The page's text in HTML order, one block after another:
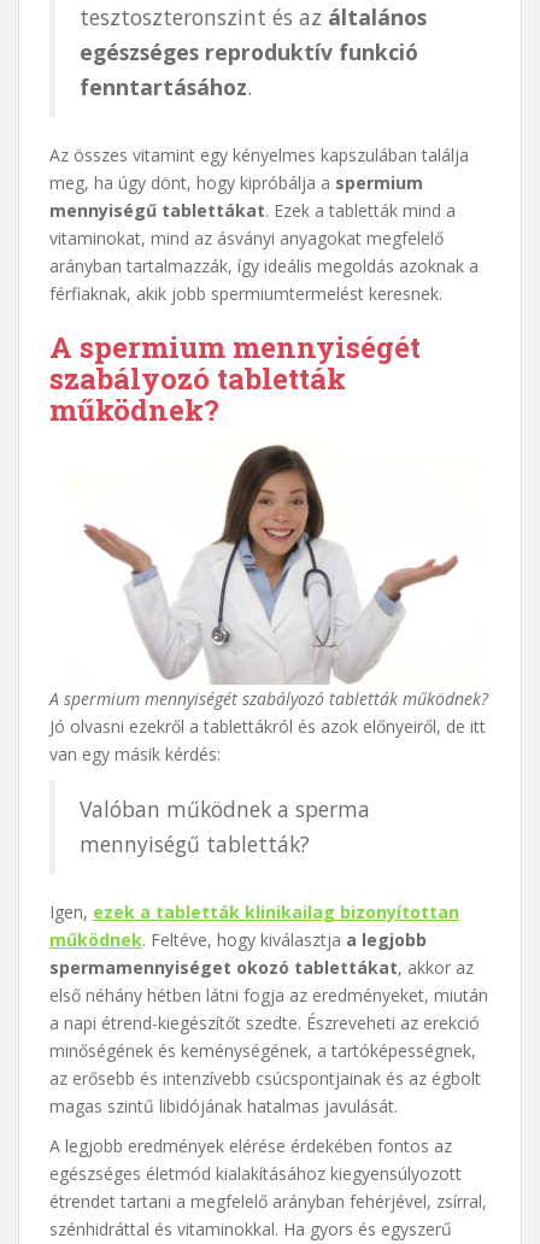
tesztoszteronszint és az általános
egészséges reproduktív funkció
fenntartásához.
Az összes vitamint egy kényelmes kapszulában találja
meg, ha úgy dönt, hogy kipróbálja a spermium
mennyiségű tablettákat. Ezek a tabletták mind a
vitaminokat, mind az ásványi anyagokat megfelelő
arányban tartalmazzák, így ideális megoldás azoknak a
férfiaknak, akik jobb spermiumtermelést keresnek.
A spermium mennyiségét
szabályozó tabletták
működnek?
A spermium mennyiségét szabályozó tabletták működnek?
Jó olvasni ezekről a tablettákról és azok előnyeiről, de itt
van egy másik kérdés:
Valóban működnek a sperma
mennyiségű tabletták?
Igen, ezek a tabletták klinikailag bizonyítottan
működnek. Feltéve, hogy kiválasztja a legjobb
spermamennyiséget okozó tablettákat, akkor az
első néhány hétben látni fogja az eredményeket, miután
a napi étrend-kiegészítőt szedte. Észreveheti az erekció
minőségének és keménységének, a tartóképességnek,
az erősebb és intenzívebb csúcspontjainak és az égbolt
magas szintű libidójának hatalmas javulását.
A legjobb eredmények elérése érdekében fontos az
egészséges életmód kialakításához kiegyensúlyozott
étrendet tartani a megfelelő arányban fehérjével, zsírral,
szénhidráttal és vitaminokkal. Ha gyors és egyszerű